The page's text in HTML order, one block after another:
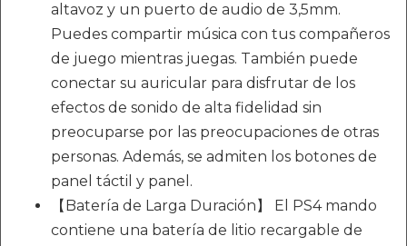
altavoz y un puerto de audio de 3,5mm.
Puedes compartir música con tus compañeros
de juego mientras juegas. También puede
conectar su auricular para disfrutar de los
efectos de sonido de alta fidelidad sin
preocuparse por las preocupaciones de otras
personas. Además, se admiten los botones de
panel táctil y panel.
【Batería de Larga Duración】 El PS4 mando
contiene una batería de litio recargable de